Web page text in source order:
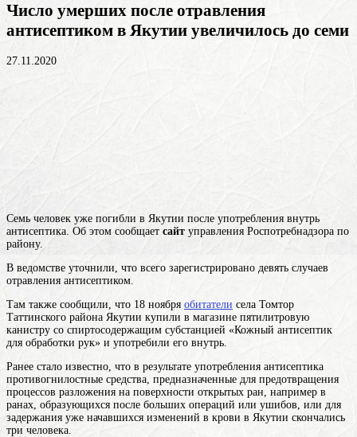
Число умерших после отравления
антисептиком в Якутии увеличилось до семи
27.11.2020
Семь человек уже погибли в Якутии после употребления внутрь
антисептика. Об этом сообщает сайт управления Роспотребнадзора по
району.
В ведомстве уточнили, что всего зарегистрировано девять случаев
отравления антисептиком.
Там также сообщили, что 18 ноября обитатели села Томтор
Таттинского района Якутии купили в магазине пятилитровую
канистру со спиртосодержащим субстанцией «Кожный антисептик
для обработки рук» и употребили его внутрь.
Ранее стало известно, что в результате употребления антисептика
противогнилостные средства, предназначенные для предотвращения
процессов разложения на поверхности открытых ран, например в
ранах, образующихся после больших операций или ушибов, или для
задержания уже начавшихся изменений в крови в Якутии скончались
три человека.